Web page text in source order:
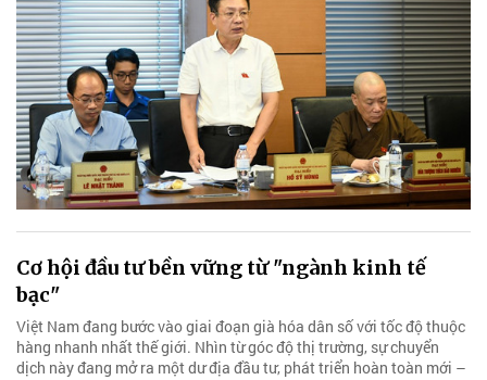
Cơ hội đầu tư bền vững từ "ngành kinh tế
bạc"
Việt Nam đang bước vào giai đoạn già hóa dân số với tốc độ thuộc
hàng nhanh nhất thế giới. Nhìn từ góc độ thị trường, sự chuyển
dịch này đang mở ra một dư địa đầu tư, phát triển hoàn toàn mới –